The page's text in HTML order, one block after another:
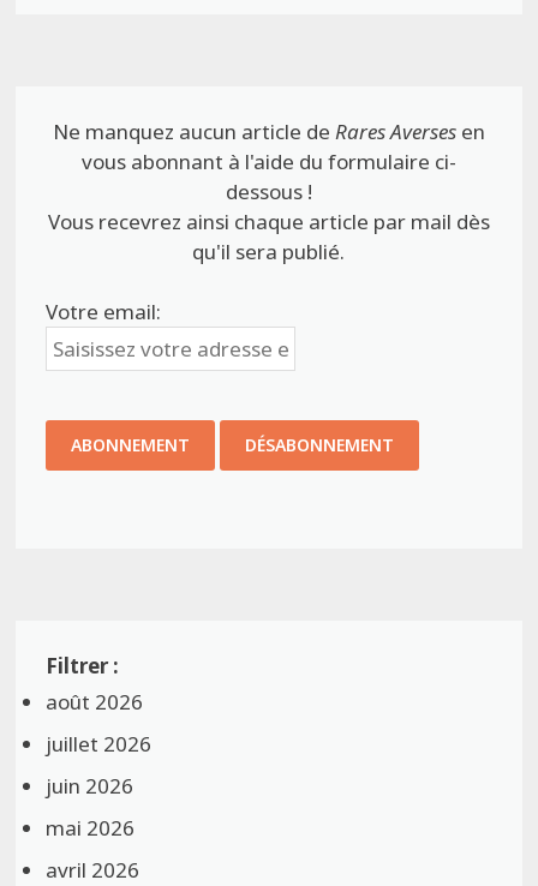
Ne manquez aucun article de Rares Aversesen
vous abonnant à l'aide du formulaire ci-
dessous !
Vous recevrez ainsi chaque article par mail dès
qu'il sera publié.
Votre email:
août 2026
juillet 2026
juin 2026
mai 2026
avril 2026